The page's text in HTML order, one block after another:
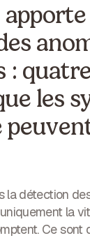
: quatre
les
la détection
la
Ce sont